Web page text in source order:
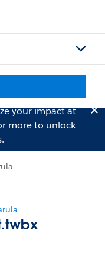
your impact at
more to unlock